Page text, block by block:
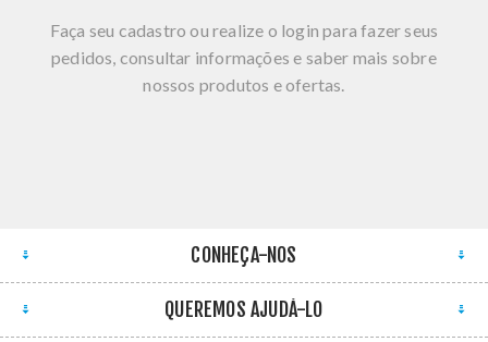
Faça seu cadastro ou realize o login para fazer seus
pedidos, consultar informações e saber mais sobre
nossos produtos e ofertas.
CONHEÇA-NOS
QUEREMOS AJUDÁ-LO